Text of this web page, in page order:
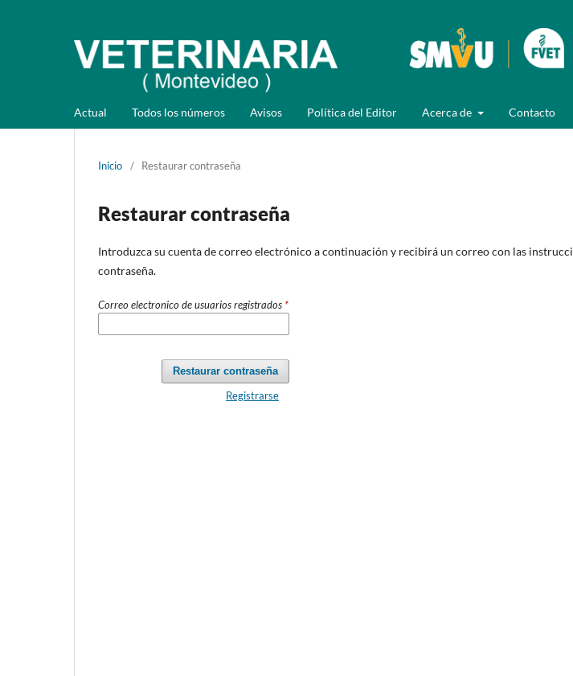
Actual Todos los números Avisos Política del Editor Acerca de Contacto
Inicio / Restaurar contraseña
Restaurar contraseña
Introduzca su cuenta de correo electrónico a continuación y recibirá un correo con las
contraseña.
Correo electronico de usuarios registrados *
Restaurar contraseña
Registrarse